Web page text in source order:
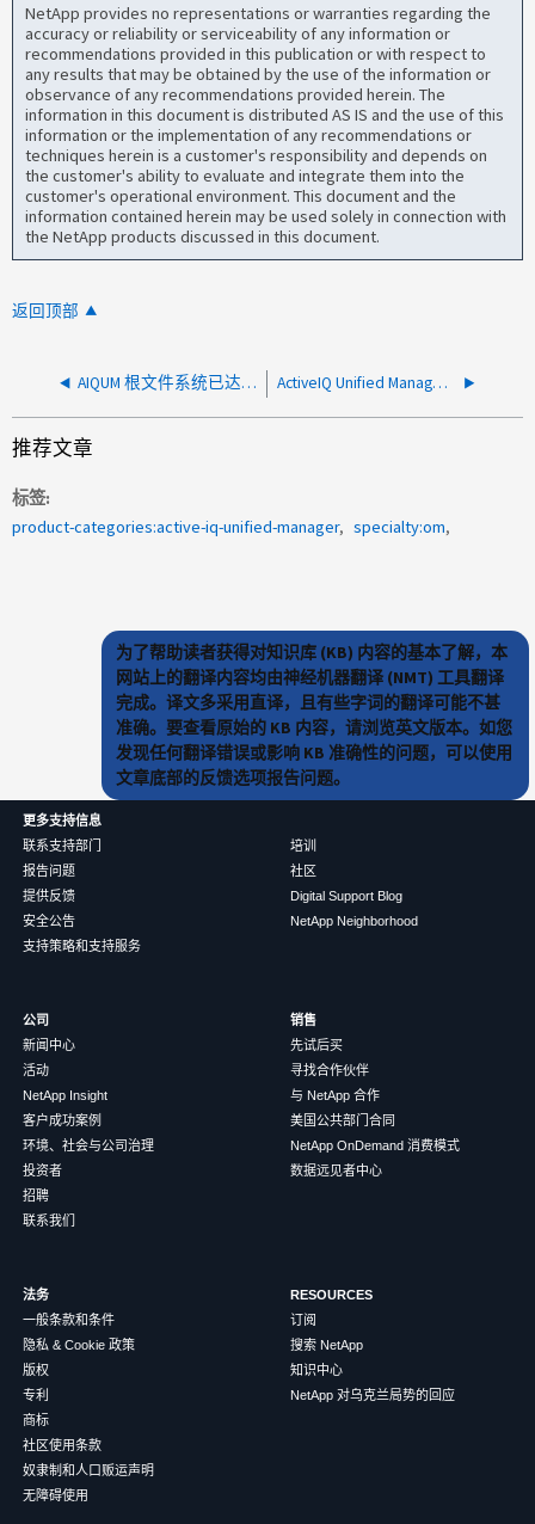
NetApp provides no representations or warranties regarding the
accuracy or reliability or serviceability of any information or
recommendations provided in this publication or with respect to
any results that may be obtained by the use of the information or
observance of any recommendations provided herein. The
information in this document is distributed AS IS and the use of this
information or the implementation of any recommendations or
techniques herein is a customer's responsibility and depends on
the customer's ability to evaluate and integrate them into the
customer's operational environment. This document and the
information contained herein may be used solely in connection with
the NetApp products discussed in this document.
返回顶部
AIQUM 根文件系统已达到 100% 容量 ActiveIQ Unified Manager脚本失败、并显示"Request cannot be processed due to internal server error"
推荐文章
标签
product-categories:active-iq-unified-manager
specialty:om
为了帮助读者获得对知识库 (KB) 内容的基本了解，本
网站上的翻译内容均由神经机器翻译 (NMT) 工具翻译
完成。译文多采用直译，且有些字词的翻译可能不甚
准确。要查看原始的 KB 内容，请浏览英文版本。如您
发现任何翻译错误或影响 KB 准确性的问题，可以使用
文章底部的反馈选项报告问题。
更多支持信息
联系支持部门
报告问题
提供反馈
安全公告
支持策略和支持服务
培训
社区
Digital Support Blog
NetApp Neighborhood
公司
新闻中心
活动
NetApp Insight
客户成功案例
环境、社会与公司治理
投资者
招聘
联系我们
销售
先试后买
寻找合作伙伴
与 NetApp 合作
美国公共部门合同
NetApp OnDemand 消费模式
数据远见者中心
法务
一般条款和条件
隐私 & Cookie 政策
版权
专利
商标
社区使用条款
奴隶制和人口贩运声明
无障碍使用
RESOURCES
订阅
搜索 NetApp
知识中心
NetApp 对乌克兰局势的回应